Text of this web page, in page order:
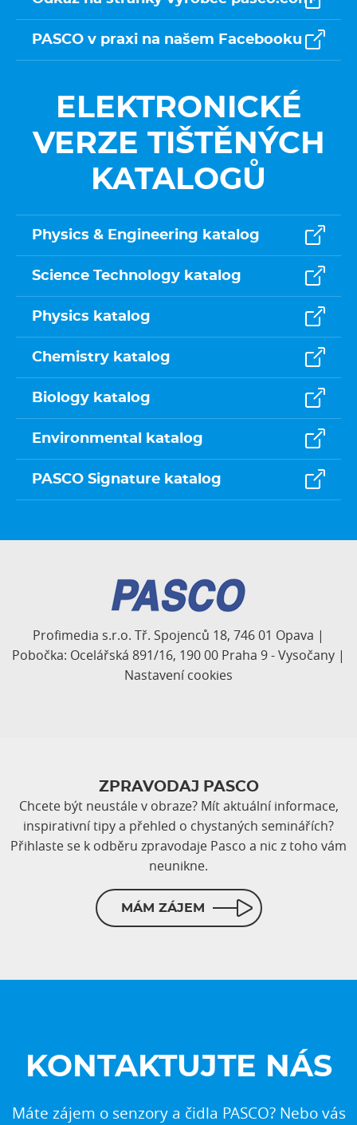
PASCO v praxi na našem Facebooku
ELEKTRONICKÉ
VERZE TIŠTĚNÝCH
KATALOGŮ
Physics & Engineering katalog
Science Technology katalog
Physics katalog
Chemistry katalog
Biology katalog
Environmental katalog
PASCO Signature katalog
Profimedia s.r.o. Tř. Spojenců 18, 746 01 Opava |
Pobočka: Ocelářská 891/16, 190 00 Praha 9 - Vysočany |
Nastavení cookies
ZPRAVODAJ PASCO
Chcete být neustále v obraze? Mít aktuální informace,
inspirativní tipy a přehled o chystaných seminářích?
Přihlaste se k odběru zpravodaje Pasco a nic z toho vám
neunikne.
MÁM ZÁJEM
KONTAKTUJTE NÁS
Máte zájem o senzory a čidla PASCO? Nebo vás